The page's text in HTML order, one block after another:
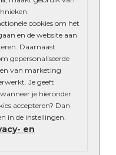
cookies om het
en de website aan
Daarnaast
gepersonaliseerde
van marketing
Je geeft
je hieronder
accepteren? Dan
in de instellingen.
en